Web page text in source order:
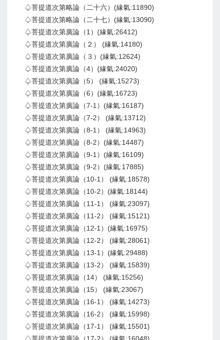
♤菩提道次第略論（二十六）(緣氣:11890)
♤菩提道次第略論（二十七）(緣氣:13090)
♤菩提道次第廣論（1）(緣氣:26412)
♤菩提道次第廣論（２） (緣氣:14180)
♤菩提道次第廣論（３）(緣氣:12624)
♤菩提道次第廣論（4）(緣氣:24020)
♤菩提道次第廣論（5） (緣氣:15273)
♤菩提道次第廣論（6）(緣氣:16723)
♤菩提道次第廣論（7-1）(緣氣:16187)
♤菩提道次第廣論（7-2） (緣氣:13712)
♤菩提道次第廣論（8-1） (緣氣:14963)
♤菩提道次第廣論（8-2）(緣氣:14487)
♤菩提道次第廣論（9-1）(緣氣:16109)
♤菩提道次第廣論（9-2）(緣氣:17885)
♤菩提道次第廣論（10-1） (緣氣:18578)
♤菩提道次第廣論（10-2）(緣氣:18144)
♤菩提道次第廣論（11-1） (緣氣:23097)
♤菩提道次第廣論（11-2） (緣氣:15121)
♤菩提道次第廣論（12-1）(緣氣:16975)
♤菩提道次第廣論（12-2） (緣氣:28061)
♤菩提道次第廣論（13-1）(緣氣:29488)
♤菩提道次第廣論（13-2） (緣氣:15839)
♤菩提道次第廣論（14） (緣氣:15256)
♤菩提道次第廣論（15） (緣氣:23067)
♤菩提道次第廣論（16-1） (緣氣:14273)
♤菩提道次第廣論（16-2） (緣氣:15998)
♤菩提道次第廣論（17-1） (緣氣:15501)